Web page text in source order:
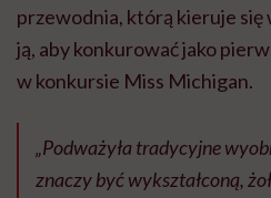
przewodnia, którą kieruje się
ją, aby konkurować jako
w konkursie Miss Michigan.
„Podważyła tradycyjne
znaczy być wykształconą,